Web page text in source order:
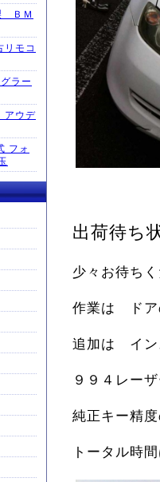
ＢＭ
モコ
ラー
アウデ
フォ
出荷待ち
少々お待ち
作業は ドア
追加は イン
９９４レー
純正キー精
トータル時